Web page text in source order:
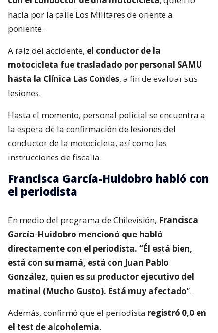
hacía por la calle Los Militares de oriente a
poniente.
A raíz del accidente, el conductor de la
motocicleta fue trasladado por personal SAMU
hasta la Clínica Las Condes, a fin de evaluar sus
lesiones.
Hasta el momento, personal policial se encuentra a
la espera de la confirmación de lesiones del
conductor de la motocicleta, así como las
instrucciones de fiscalía.
Francisca García-Huidobro habló con
el periodista
En medio del programa de Chilevisión, Francisca
García-Huidobro mencionó que habló
directamente con el periodista. “Él está bien,
está con su mamá, está con Juan Pablo
González, quien es su productor ejecutivo del
matinal (Mucho Gusto). Está muy afectado”.
Además, confirmó que el periodista registró 0,0 en
el test de alcoholemia.